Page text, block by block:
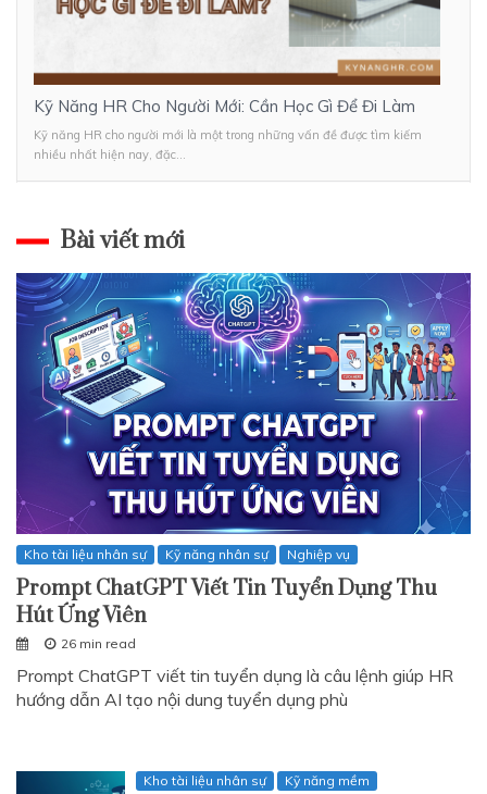
Kỹ Năng HR Cho Người Mới: Cần Học Gì Để Đi Làm
Kỹ năng HR cho người mới là một trong những vấn đề được tìm kiếm
nhiều nhất hiện nay, đặc...
Bài viết mới
Kho tài liệu nhân sự Kỹ năng nhân sự Nghiệp vụ
Prompt ChatGPT Viết Tin Tuyển Dụng Thu
Hút Ứng Viên
26 min read
Prompt ChatGPT viết tin tuyển dụng là câu lệnh giúp HR
hướng dẫn AI tạo nội dung tuyển dụng phù
Kho tài liệu nhân sự Kỹ năng mềm